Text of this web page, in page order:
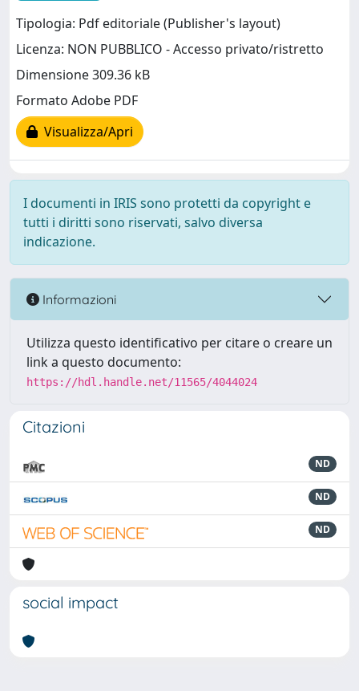
Tipologia: Pdf editoriale (Publisher's layout)
Licenza: NON PUBBLICO - Accesso privato/ristretto
Dimensione 309.36 kB
Formato Adobe PDF
Visualizza/Apri
I documenti in IRIS sono protetti da copyright e
tutti i diritti sono riservati, salvo diversa
indicazione.
Informazioni
Utilizza questo identificativo per citare o creare un
link a questo documento:
https://hdl.handle.net/11565/4044024
Citazioni
ND
ND
ND
social impact